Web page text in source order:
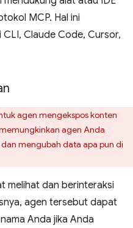
MCP. Hal ini
Claude Code, Cursor,
agen mengekspos konten
agen Anda
mengubah data apa pun di
melihat dan berinteraksi
agen tersebut dapat
Anda jika Anda